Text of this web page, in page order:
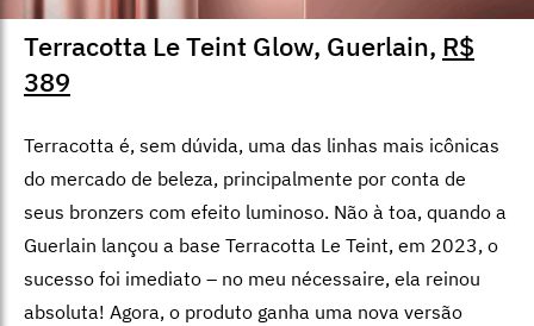
Terracotta Le Teint Glow, Guerlain, R$
389
Terracotta é, sem dúvida, uma das linhas mais icônicas
do mercado de beleza, principalmente por conta de
seus bronzers com efeito luminoso. Não à toa, quando a
Guerlain lançou a base Terracotta Le Teint, em 2023, o
sucesso foi imediato – no meu nécessaire, ela reinou
absoluta! Agora, o produto ganha uma nova versão